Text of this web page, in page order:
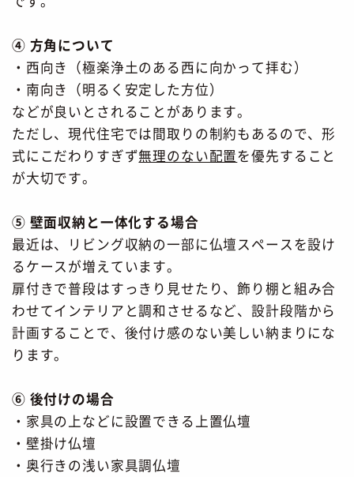
④ 方角について
・西向き（極楽浄土のある西に向かって拝む）
・南向き（明るく安定した方位）
などが良いとされることがあります。
ただし、現代住宅では間取りの制約もあるので、形
式にこだわりすぎず無理のない配置を優先すること
が大切です。
⑤ 壁面収納と一体化する場合
最近は、リビング収納の一部に仏壇スペースを設け
るケースが増えています。
扉付きで普段はすっきり見せたり、飾り棚と組み合
わせてインテリアと調和させるなど、設計段階から
計画することで、後付け感のない美しい納まりにな
ります。
⑥ 後付けの場合
・家具の上などに設置できる上置仏壇
・壁掛け仏壇
・奥行きの浅い家具調仏壇